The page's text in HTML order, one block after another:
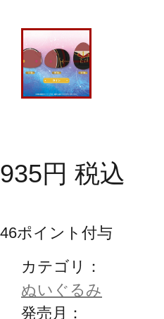
935円 税込
46ポイント付与
カテゴリ：
ぬいぐるみ
発売月：